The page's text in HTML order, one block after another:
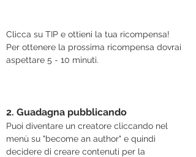
Clicca su TIP e ottieni la tua ricompensa!
Per ottenere la prossima ricompensa dovrai
aspettare 5 - 10 minuti.
2. Guadagna pubblicando
Puoi diventare un creatore cliccando nel
menù su "become an author" e quindi
decidere di creare contenuti per la